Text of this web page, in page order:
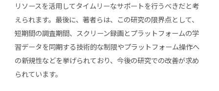
リソースを活用してタイムリーなサポートを行うべきだと考
えられます。最後に、著者らは、この研究の限界点として、
短期間の調査期間、スクリーン録画とプラットフォームの学
習データを同期する技術的な制限やプラットフォーム操作へ
の新規性などを挙げられており、今後の研究での改善が求め
られています。